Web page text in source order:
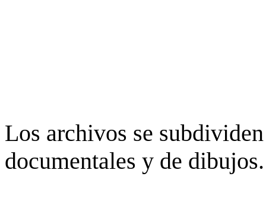
Los archivos se
documentales y de dibujos.